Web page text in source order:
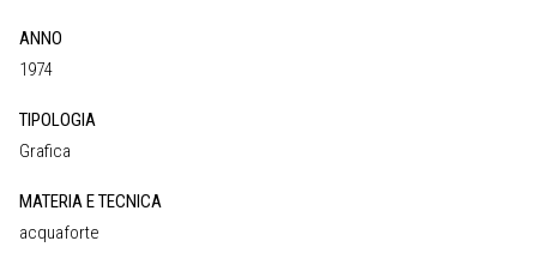
ANNO
1974
TIPOLOGIA
Grafica
MATERIA E TECNICA
acquaforte